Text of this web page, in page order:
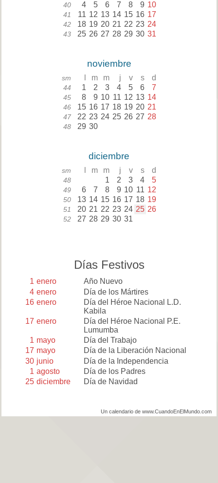
40 4 5 6 7 8 9 10
41 11 12 13 14 15 16 17
42 18 19 20 21 22 23 24
43 25 26 27 28 29 30 31
noviembre
sm m m j v s d
44 1 2 3 4 5 6 7
45 8 9 10 11 12 13 14
46 15 16 17 18 19 20 21
47 22 23 24 25 26 27 28
48 29 30
diciembre
sm m m j v s d
48 1 2 3 4 5
49 6 7 8 9 10 11 12
50 13 14 15 16 17 18 19
51 20 21 22 23 24 25 26
52 27 28 29 30 31
Días Festivos
1 enero
Año Nuevo
4 enero
Día de los Mártires
16 enero
Día del Héroe Nacional L.D.
Kabila
17 enero
Día del Héroe Nacional P.E.
Lumumba
1 mayo
Día del Trabajo
17 mayo
Día de la Liberación Nacional
30 junio
Día de la Independencia
1 agosto
Día de los Padres
25 diciembre Día de Navidad
Un calendario de www.CuandoEnElMundo.com